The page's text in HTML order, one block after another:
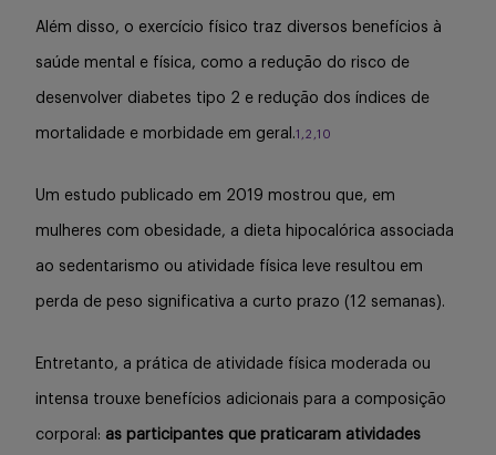
Além disso, o exercício físico traz diversos benefícios à
saúde mental e física, como a redução do risco de
desenvolver diabetes tipo 2 e redução dos índices de
mortalidade e morbidade em geral.1,2 ,10
Um estudo publicado em 2019 mostrou que, em
mulheres com obesidade, a dieta hipocalórica associada
ao sedentarismo ou atividade física leve resultou em
perda de peso significativa a curto prazo (12 semanas).
Entretanto, a prática de atividade física moderada ou
intensa trouxe benefícios adicionais para a composição
corporal: as participantes que praticaram atividades